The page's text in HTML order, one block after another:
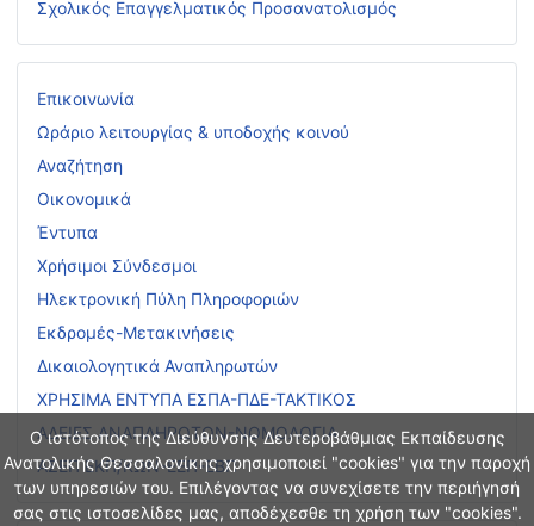
Ο ιστότοπος της Διεύθυνσης Δευτεροβάθμιας Εκπαίδευσης
Ανατολικής Θεσσαλονίκης χρησιμοποιεί "cookies" για την παροχή
των υπηρεσιών του. Επιλέγοντας να συνεχίσετε την περιήγησή
σας στις ιστοσελίδες μας, αποδέχεσθε τη χρήση των "cookies".
Σχολικός Επαγγελματικός Προσανατολισμός
Επικοινωνία
Ωράριο λειτουργίας & υποδοχής κοινού
Αναζήτηση
Οικονομικά
Έντυπα
Χρήσιμοι Σύνδεσμοι
Ηλεκτρονική Πύλη Πληροφοριών
Εκδρομές-Μετακινήσεις
Δικαιολογητικά Αναπληρωτών
ΧΡΗΣΙΜΑ ΕΝΤΥΠΑ ΕΣΠΑ-ΠΔΕ-ΤΑΚΤΙΚΟΣ
ΑΔΕΙΕΣ ΑΝΑΠΛΗΡΩΤΩΝ-ΝΟΜΟΛΟΓΙΑ
ΑΣΕΠ ΕΚΠ/ΚΩΝ-ΕΕΠ-ΕΒΠ